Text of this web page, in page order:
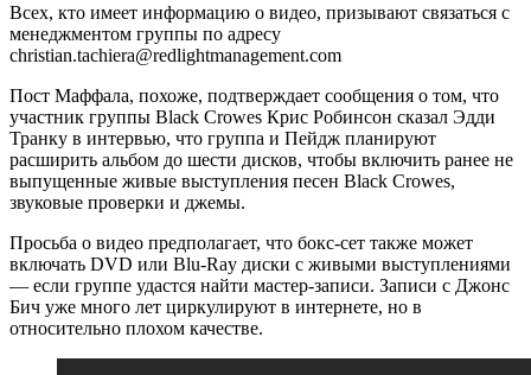
Всех, кто имеет информацию о видео, призывают связаться с
менеджментом группы по адресу
christian.tachiera@redlightmanagement.com
Пост Маффала, похоже, подтверждает сообщения о том, что
участник группы Black Crowes Крис Робинсон сказал Эдди
Транку в интервью, что группа и Пейдж планируют
расширить альбом до шести дисков, чтобы включить ранее не
выпущенные живые выступления песен Black Crowes,
звуковые проверки и джемы.
Просьба о видео предполагает, что бокс-сет также может
включать DVD или Blu-Ray диски с живыми выступлениями
— если группе удастся найти мастер-записи. Записи с Джонс
Бич уже много лет циркулируют в интернете, но в
относительно плохом качестве.